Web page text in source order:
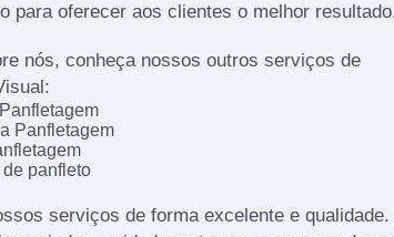
para oferecer aos clientes o melhor
nós, conheça nossos outros serviços de
Panfletagem
panfleto
serviços de forma excelente e qualidade.